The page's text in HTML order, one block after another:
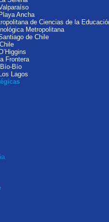
Ancha
de Ciencias de la
Metropolitana
de Chile
Frontera
Bío
Lagos